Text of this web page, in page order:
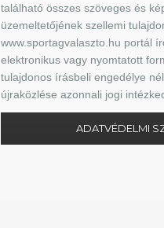
található összes szöveges és
üzemeltetőjének szellemi
www.sportagvalaszto.hu portál
elektronikus vagy nyomtatott
tulajdonos írásbeli engedélye
újraközlése azonnali jogi
ADATVÉDELMI